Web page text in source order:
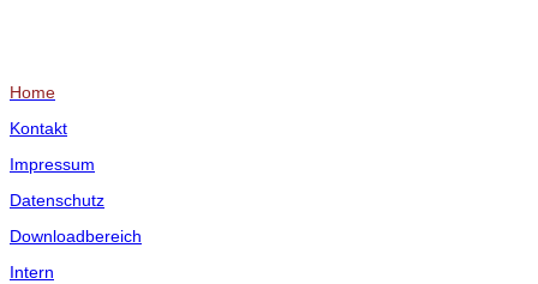
Home
Kontakt
Impressum
Datenschutz
Downloadbereich
Intern